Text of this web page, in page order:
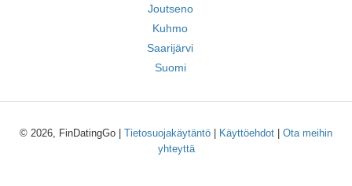
Joutseno
Kuhmo
Saarijärvi
Suomi
© 2026, FinDatingGo | Tietosuojakäytäntö Käyttöehdot
Ota meihin
yhteyttä